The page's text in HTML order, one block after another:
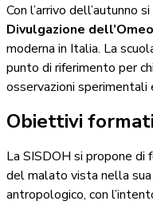
Con l’arrivo dell’autunno
Divulgazione
moderna in Italia. La
punto di riferimento per
osservazioni sperimentali
Obiettivi
La SISDOH si propone di
del malato vista nella sua
antropologico, con